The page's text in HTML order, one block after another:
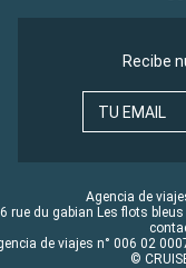
Recibe
TU EMAIL
Agencia de
rue du gabian Les flots
de viajes n° 006 02
©